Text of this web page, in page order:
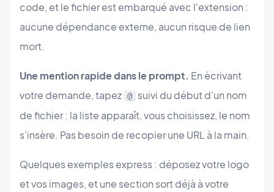
code, et le fichier est embarqué avec l'extension :
aucune dépendance externe, aucun risque de lien
mort.
Une mention rapide dans le prompt. En écrivant
votre demande, tapez @
suivi du début d'un nom
de fichier : la liste apparaît, vous choisissez, le nom
s'insère. Pas besoin de recopier une URL à la main.
Quelques exemples express : déposez votre logo
et vos images, et une section sort déjà à votre